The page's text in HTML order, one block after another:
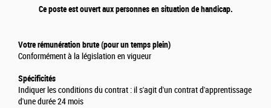
Ce poste est ouvert aux personnes en situation de handicap.
Votre rémunération brute (pour un temps plein)
Conformément à la législation en vigueur
Spécificités
Indiquer les conditions du contrat : il s'agit d'un contrat d'apprentissage
d'une durée 24 mois